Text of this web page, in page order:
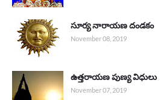
సూర్య నారాయణ దండకం
November 08, 2019
ఉత్తరాయణ పుణ్య విధులు
November 07, 2019